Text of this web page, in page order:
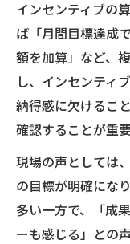
インセンティブの
ば「月間目標達成
額を加算」など、
し、インセンティ
納得感に欠けるこ
確認することが重要
現場の声としては
の目標が明確にな
多い一方で、「成
ーも感じる」との